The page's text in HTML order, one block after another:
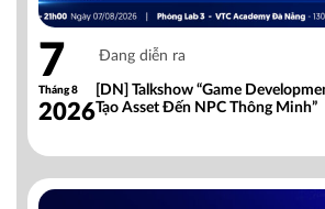
7
Tháng 8
2026
Đang diễn ra
[DN] Talkshow “Game
Tạo Asset Đến NPC Thông Minh”